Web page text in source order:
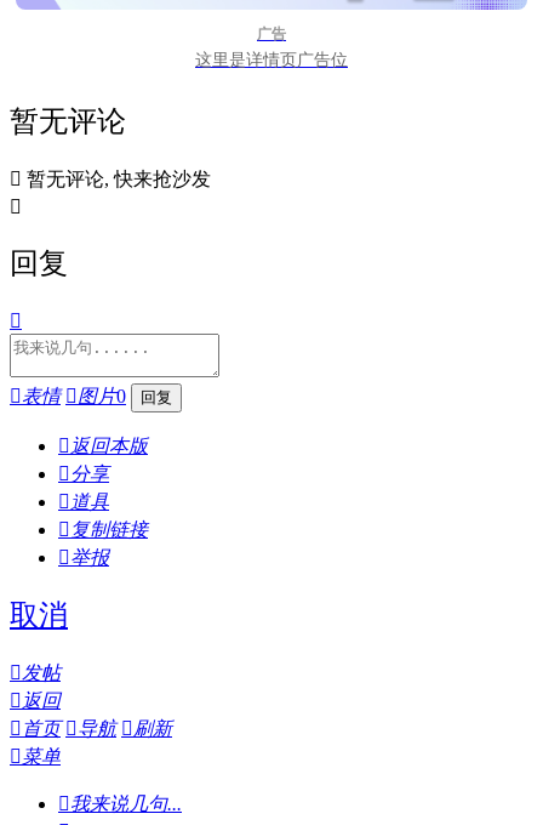
广告
这里是详情页广告位
暂无评论
 暂无评论, 快来抢沙发

回复

表情 图片0
 返回本版
分享
 道具
 复制链接
举报
取消
发帖
 返回
 首页 导航 刷新
菜单
我来说几句...